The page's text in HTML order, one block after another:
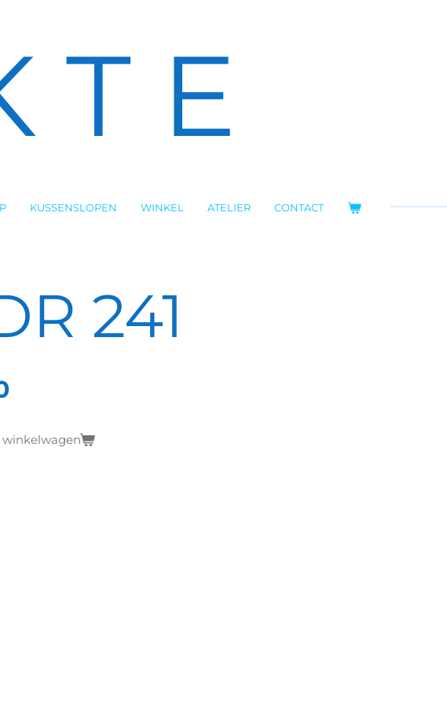
T E
KUSSENSLOPEN WINKEL ATELIER CONTACT
241
winkelwagen